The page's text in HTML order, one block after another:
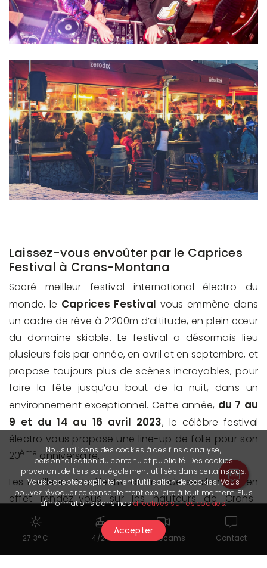
Laissez-vous envoûter par le Caprices
Festival à Crans-Montana
Sacré meilleur festival international électro du
monde, le Caprices Festival vous emmène dans
un cadre de rêve à 2’200m d’altitude, en plein cœur
du domaine skiable. Le festival a désormais lieu
plusieurs fois par année, en avril et en septembre, et
propose toujours plus de scènes incroyables, pour
faire la fête jusqu’au bout de la nuit, dans un
environnement exceptionnel. Cette année, du 7 au
9 et du 14 au 16 avril 2023, le célèbre festival
électro vous propose une line-up de folie pour son
20èmeanniversaire.
Les meilleurs DJs électro du monde se donnent en
effet rendez-vous sur les hauteurs de Crans-
Montana pour un spectacle exceptionnel. Ses
scènes spectaculaires sauront à coup sûr vous
27.3° C 4/24 Webcams Contact
Nous utilisons des cookies à des fins d'analyse,
personnalisation du contenu et publicité. Des cookies
provenant de tiers sont également utilisés dans certains cas.
Vous acceptez explicitement l'utilisation de cookies. Vous
pouvez révoquer ce consentement explicite à tout moment. Plus
d'informations dans nosdirectives sur les cookies.
Accepter